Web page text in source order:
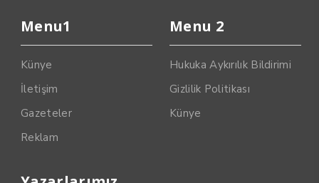
Menu1
Künye
İletişim
Gazeteler
Reklam
Menu 2
Hukuka Aykırılık Bildirimi
Gizlilik Politikası
Künye